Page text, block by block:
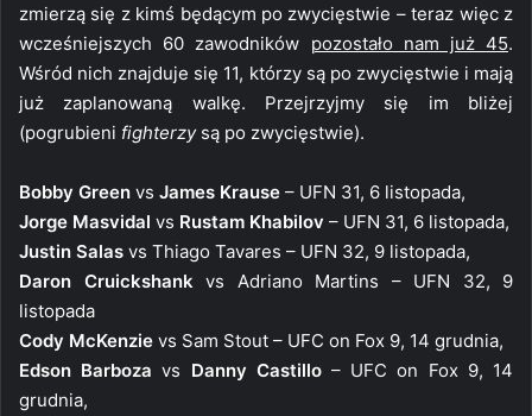
zmierzą się z kimś będącym po zwycięstwie – teraz więc z
wcześniejszych 60 zawodników pozostało nam już 45.
Wśród nich znajduje się 11, którzy są po zwycięstwie i mają
już zaplanowaną walkę. Przejrzyjmy się im bliżej
(pogrubieni fighterzysą po zwycięstwie).
Bobby Green vs James Krause – UFN 31, 6 listopada,
Jorge Masvidal vs Rustam Khabilov – UFN 31, 6 listopada,
Justin Salas vs Thiago Tavares – UFN 32, 9 listopada,
Daron Cruickshank vs Adriano Martins – UFN 32, 9
listopada
Cody McKenzie vs Sam Stout – UFC on Fox 9, 14 grudnia,
Edson Barboza vs Danny Castillo– UFC on Fox 9, 14
grudnia,